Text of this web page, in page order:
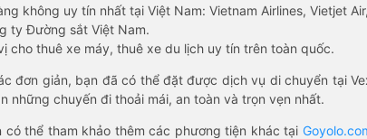
không uy tín nhất tại Việt Nam: Vietnam Airlines, Vietjet
ty Đường sắt Việt Nam.
cho thuê xe máy, thuê xe du lịch uy tín trên toàn quốc.
đơn giản, bạn đã có thể đặt được dịch vụ di chuyển tại
những chuyến đi thoải mái, an toàn và trọn vẹn nhất.
có thể tham khảo thêm các phương tiện khác tại